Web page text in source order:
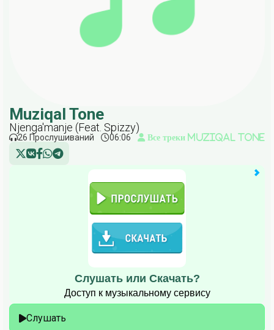
Muziqal Tone
Njenga'manje (Feat. Spizzy)
26 Прослушиваний 06:06 Все треки Muziqal Tone
Слушать или Скачать?
Доступ к музыкальному сервису
Слушать